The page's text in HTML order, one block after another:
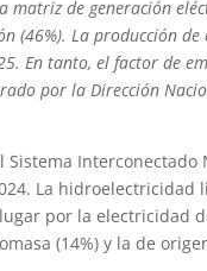
matriz de generación
La producción de
En tanto, el factor de
por la Dirección
Interconectado
La
por la electricidad
(14%) y la de